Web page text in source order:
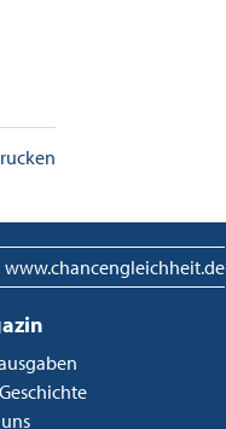
www.chancengleichheit.de